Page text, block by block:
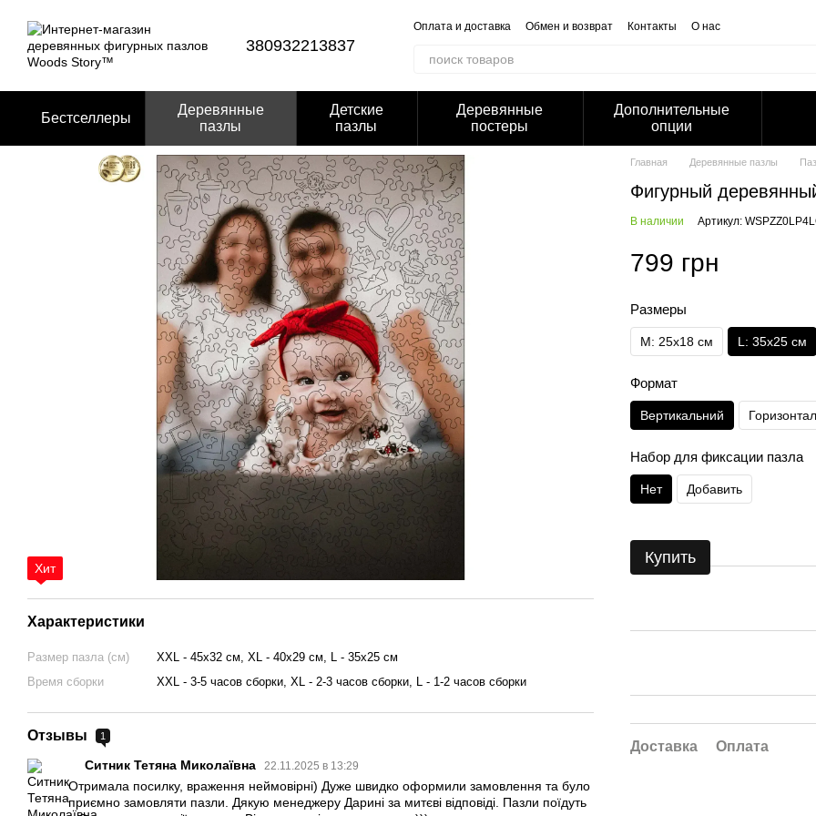
380932213837
Оплата и доставка Обмен и возврат Контакты
О нас
Блог
Публичная оферта
Бестселлеры
Деревянные
пазлы
Детские
пазлы
Деревянные
постеры
Дополнительные
опции
Хит
Характеристики
Размер пазла (см)
XXL - 45х32 см, XL - 40х29 см, L - 35х25 см
Время сборки
XXL - 3-5 часов сборки, XL - 2-3 часов сборки, L - 1-2 часов сборки
Отзывы 1
Ситник Тетяна Миколаївна 22.11.2025 в 13:29
Отримала посилку, враження неймовірні) Дуже швидко оформили замовлення та було
приємно замовляти пазли. Дякую менеджеру Дарині за митєві відповіді. Пазли поїдуть
Главная Деревянные пазлы
Фигурный
В наличии Артикул:
799 грн
Размеры
M: 25x18 см L: 35х25 см
Формат
Вертикальний
Набор для фиксации пазла
Нет Добавить
Купить
Доставка Оплата